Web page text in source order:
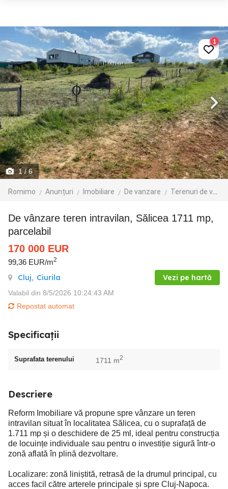
1/ 6
Romimo Anunțuri Imobiliare De vanzare Terenuri de vanzare
1
De vânzare teren intravilan, Sălicea 1711 mp,
parcelabil
170 000 EUR
99,36 EUR/m2
Cluj, Ciurila Vezi pe hartă
Valabil din 8/5/2026 10:24:43 AM
Repostat automat
Specificații
Suprafata terenului 1711 m2
Descriere
Reform Imobiliare vă propune spre vânzare un teren
intravilan situat în localitatea Sălicea, cu o suprafață de
1.711 mp și o deschidere de 25 ml, ideal pentru construcția
de locuințe individuale sau pentru o investiție sigură într-o
zonă aflată în plină dezvoltare.
Localizare: zonă liniștită, retrasă de la drumul principal, cu
acces facil către arterele principale și spre Cluj-Napoca.